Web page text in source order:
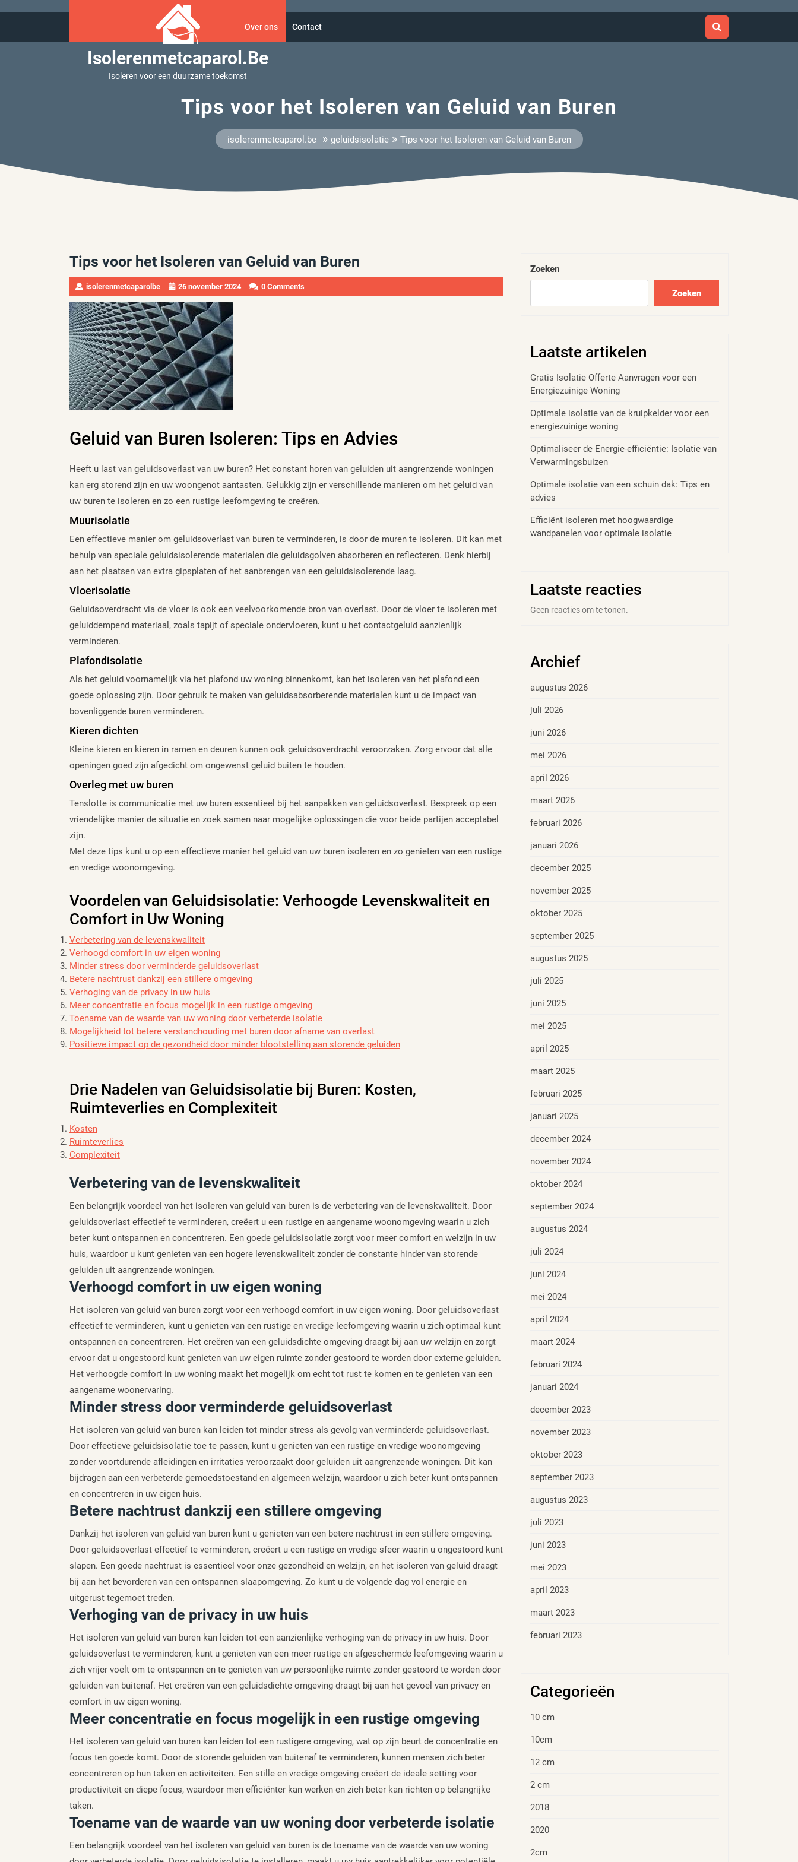
Isolerenmetcaparol.be
Isoleren voor een duurzame toekomst
Over ons Contact
Tips voor het Isoleren van Geluid van Buren
isolerenmetcaparol.be» geluidsisolatie» Tips voor het Isoleren van Geluid van Buren
Tips voor het Isoleren van Geluid van Buren
isolerenmetcaparolbe 26 november 2024 0 Comments
Geluid van Buren Isoleren: Tips en Advies
Heeft u last van geluidsoverlast van uw buren? Het constant horen van geluiden uit aangrenzende woningen
kan erg storend zijn en uw woongenot aantasten. Gelukkig zijn er verschillende manieren om het geluid van
uw buren te isoleren en zo een rustige leefomgeving te creëren.
Muurisolatie
Een effectieve manier om geluidsoverlast van buren te verminderen, is door de muren te isoleren. Dit kan met
behulp van speciale geluidsisolerende materialen die geluidsgolven absorberen en reflecteren. Denk hierbij
aan het plaatsen van extra gipsplaten of het aanbrengen van een geluidsisolerende laag.
Vloerisolatie
Geluidsoverdracht via de vloer is ook een veelvoorkomende bron van overlast. Door de vloer te isoleren met
geluiddempend materiaal, zoals tapijt of speciale ondervloeren, kunt u het contactgeluid aanzienlijk
verminderen.
Plafondisolatie
Als het geluid voornamelijk via het plafond uw woning binnenkomt, kan het isoleren van het plafond een
goede oplossing zijn. Door gebruik te maken van geluidsabsorberende materialen kunt u de impact van
bovenliggende buren verminderen.
Kieren dichten
Kleine kieren en kieren in ramen en deuren kunnen ook geluidsoverdracht veroorzaken. Zorg ervoor dat alle
openingen goed zijn afgedicht om ongewenst geluid buiten te houden.
Overleg met uw buren
Tenslotte is communicatie met uw buren essentieel bij het aanpakken van geluidsoverlast. Bespreek op een
vriendelijke manier de situatie en zoek samen naar mogelijke oplossingen die voor beide partijen acceptabel
zijn.
Met deze tips kunt u op een effectieve manier het geluid van uw buren isoleren en zo genieten van een rustige
en vredige woonomgeving.
Voordelen van Geluidsisolatie: Verhoogde Levenskwaliteit en
Comfort in Uw Woning
Verbetering van de levenskwaliteit
Verhoogd comfort in uw eigen woning
Minder stress door verminderde geluidsoverlast
Betere nachtrust dankzij een stillere omgeving
Verhoging van de privacy in uw huis
Meer concentratie en focus mogelijk in een rustige omgeving
Toename van de waarde van uw woning door verbeterde isolatie
Mogelijkheid tot betere verstandhouding met buren door afname van overlast
Positieve impact op de gezondheid door minder blootstelling aan storende geluiden
Drie Nadelen van Geluidsisolatie bij Buren: Kosten,
Ruimteverlies en Complexiteit
Kosten
Ruimteverlies
Complexiteit
Verbetering van de levenskwaliteit
Een belangrijk voordeel van het isoleren van geluid van buren is de verbetering van de levenskwaliteit. Door
geluidsoverlast effectief te verminderen, creëert u een rustige en aangename woonomgeving waarin u zich
beter kunt ontspannen en concentreren. Een goede geluidsisolatie zorgt voor meer comfort en welzijn in uw
huis, waardoor u kunt genieten van een hogere levenskwaliteit zonder de constante hinder van storende
geluiden uit aangrenzende woningen.
Verhoogd comfort in uw eigen woning
Het isoleren van geluid van buren zorgt voor een verhoogd comfort in uw eigen woning. Door geluidsoverlast
effectief te verminderen, kunt u genieten van een rustige en vredige leefomgeving waarin u zich optimaal kunt
ontspannen en concentreren. Het creëren van een geluidsdichte omgeving draagt bij aan uw welzijn en zorgt
ervoor dat u ongestoord kunt genieten van uw eigen ruimte zonder gestoord te worden door externe geluiden.
Het verhoogde comfort in uw woning maakt het mogelijk om echt tot rust te komen en te genieten van een
aangename woonervaring.
Minder stress door verminderde geluidsoverlast
Het isoleren van geluid van buren kan leiden tot minder stress als gevolg van verminderde geluidsoverlast.
Door effectieve geluidsisolatie toe te passen, kunt u genieten van een rustige en vredige woonomgeving
zonder voortdurende afleidingen en irritaties veroorzaakt door geluiden uit aangrenzende woningen. Dit kan
bijdragen aan een verbeterde gemoedstoestand en algemeen welzijn, waardoor u zich beter kunt ontspannen
en concentreren in uw eigen huis.
Betere nachtrust dankzij een stillere omgeving
Dankzij het isoleren van geluid van buren kunt u genieten van een betere nachtrust in een stillere omgeving.
Door geluidsoverlast effectief te verminderen, creëert u een rustige en vredige sfeer waarin u ongestoord kunt
slapen. Een goede nachtrust is essentieel voor onze gezondheid en welzijn, en het isoleren van geluid draagt
bij aan het bevorderen van een ontspannen slaapomgeving. Zo kunt u de volgende dag vol energie en
uitgerust tegemoet treden.
Verhoging van de privacy in uw huis
Het isoleren van geluid van buren kan leiden tot een aanzienlijke verhoging van de privacy in uw huis. Door
geluidsoverlast te verminderen, kunt u genieten van een meer rustige en afgeschermde leefomgeving waarin u
zich vrijer voelt om te ontspannen en te genieten van uw persoonlijke ruimte zonder gestoord te worden door
geluiden van buitenaf. Het creëren van een geluidsdichte omgeving draagt bij aan het gevoel van privacy en
comfort in uw eigen woning.
Meer concentratie en focus mogelijk in een rustige omgeving
Het isoleren van geluid van buren kan leiden tot een rustigere omgeving, wat op zijn beurt de concentratie en
focus ten goede komt. Door de storende geluiden van buitenaf te verminderen, kunnen mensen zich beter
concentreren op hun taken en activiteiten. Een stille en vredige omgeving creëert de ideale setting voor
productiviteit en diepe focus, waardoor men efficiënter kan werken en zich beter kan richten op belangrijke
taken.
Toename van de waarde van uw woning door verbeterde isolatie
Een belangrijk voordeel van het isoleren van geluid van buren is de toename van de waarde van uw woning
Zoeken
Zoeken
Laatste artikelen
Gratis Isolatie Offerte Aanvragen voor een
Energiezuinige Woning
Optimale isolatie van de kruipkelder voor een
energiezuinige woning
Optimaliseer de Energie-efficiëntie: Isolatie van
Verwarmingsbuizen
Optimale isolatie van een schuin dak: Tips en
advies
Efficiënt isoleren met hoogwaardige
wandpanelen voor optimale isolatie
Laatste reacties
Geen reacties om te tonen.
Archief
augustus 2026
juli 2026
juni 2026
mei 2026
april 2026
maart 2026
februari 2026
januari 2026
december 2025
november 2025
oktober 2025
september 2025
augustus 2025
juli 2025
juni 2025
mei 2025
april 2025
maart 2025
februari 2025
januari 2025
december 2024
november 2024
oktober 2024
september 2024
augustus 2024
juli 2024
juni 2024
mei 2024
april 2024
maart 2024
februari 2024
januari 2024
december 2023
november 2023
oktober 2023
september 2023
augustus 2023
juli 2023
juni 2023
mei 2023
april 2023
maart 2023
februari 2023
Categorieën
10 cm
10cm
12 cm
2 cm
2018
2020
2cm